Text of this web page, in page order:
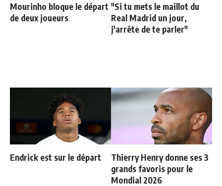
Mourinho bloque le départ
de deux joueurs
"Si tu mets le maillot du
Real Madrid un jour,
j'arrête de te parler"
Endrick est sur le départ
Thierry Henry donne ses 3
grands favoris pour le
Mondial 2026